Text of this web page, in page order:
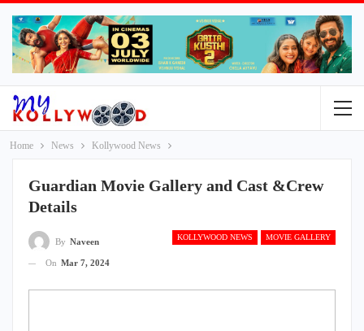
Home News Kollywood News
Guardian Movie Gallery and Cast &Crew
Details
KOLLYWOOD NEWS MOVIE GALLERY
By Naveen
On Mar 7, 2024